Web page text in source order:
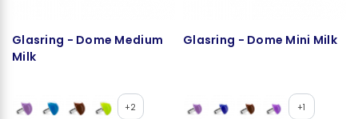
Glasring - Dome Medium
Milk
+2
Glasring - Dome Mini Milk
+1